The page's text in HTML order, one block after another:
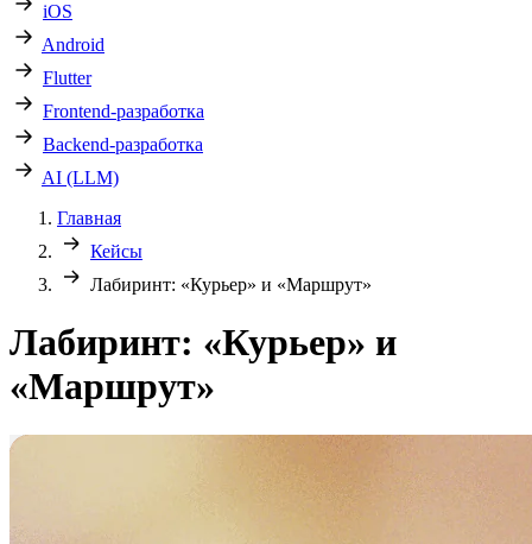
iOS
Android
Flutter
Frontend-разработка
Backend-разработка
AI (LLM)
Главная
Кейсы
Лабиринт: «Курьер» и «Маршрут»
Лабиринт: «Курьер» и
«Маршрут»